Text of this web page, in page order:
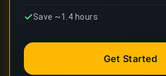
Save ~1.4 hours
Get Started